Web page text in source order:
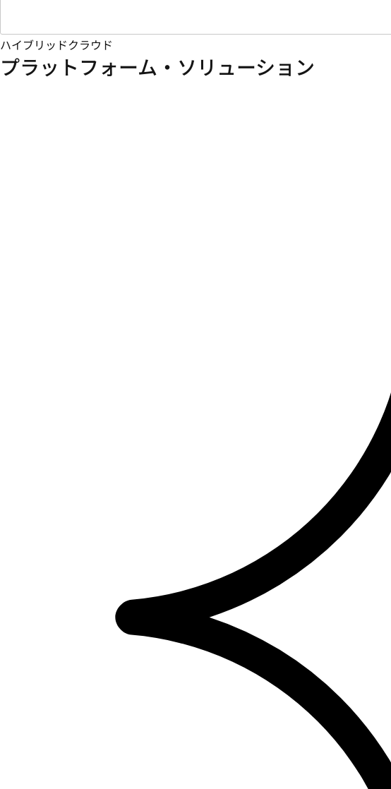
ハイブリッドクラウド
プラットフォーム・ソリューション